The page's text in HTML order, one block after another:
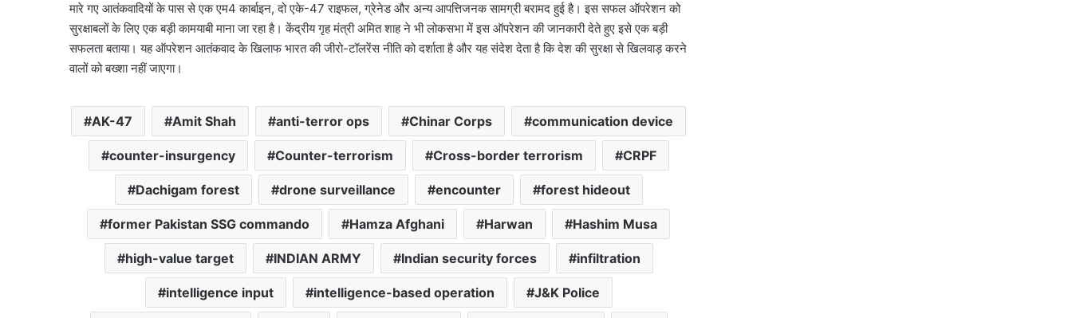
मारे गए आतंकवादियों के पास से एक एम4 कार्बाइन, दो एके-47 राइफल, ग्रेनेड और अन्य आपत्तिजनक सामग्री बरामद हुई है। इस सफल ऑपरेशन को
सुरक्षाबलों के लिए एक बड़ी कामयाबी माना जा रहा है। केंद्रीय गृह मंत्री अमित शाह ने भी लोकसभा में इस ऑपरेशन की जानकारी देते हुए इसे एक बड़ी
सफलता बताया। यह ऑपरेशन आतंकवाद के खिलाफ भारत की जीरो-टॉलरेंस नीति को दर्शाता है और यह संदेश देता है कि देश की सुरक्षा से खिलवाड़ करने
वालों को बख्शा नहीं जाएगा।
AK-47 Amit Shah anti-terror ops Chinar Corps communication device
counter-insurgency Counter-terrorism Cross-border terrorism CRPF
Dachigam forest drone surveillance encounter forest hideout
former Pakistan SSG commando Hamza Afghani Harwan Hashim Musa
high-value target INDIAN ARMY Indian security forces infiltration
intelligence input intelligence-based operation J&K Police